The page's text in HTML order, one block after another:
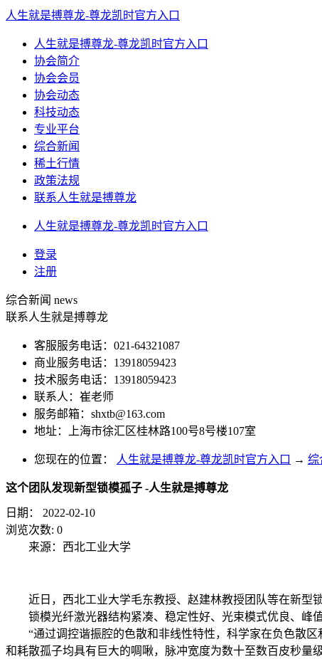
人生就是搏尊龙-尊龙凯时官方入口
人生就是搏尊龙-尊龙凯时官方入口
协会简介
协会会员
协会动态
科技动态
专业平台
综合新闻
稀土行情
政策法规
联系人生就是搏尊龙
人生就是搏尊龙-尊龙凯时官方入口
登录
注册
综合新闻 news
联系人生就是搏尊龙
客服服务电话：021-64321087
商业服务电话：13918059423
技术服务电话：13918059423
联系人：崔老师
服务邮箱： shxtb@163.com
地址：上海市徐汇区桂林路100号8号楼107室
您现在的位置： 人生就是搏尊龙-尊龙凯时官方入口 → 综
这个团队发现新型锁模孤子 -人生就是搏尊龙
日期：
2022-02-10
浏览次数: 0
来源：西北工业大学
近日，西北工业大学毛东教授、赵建林教授团队等在新型
锁模光纤激光器结构紧凑、稳定性好、光束模式优良、峰
“通过调控谐振腔的色散和非线性特性，科学家在负色散
和耗散孤子均具有巨大的啁啾，脉冲宽度为数十至数百皮秒量